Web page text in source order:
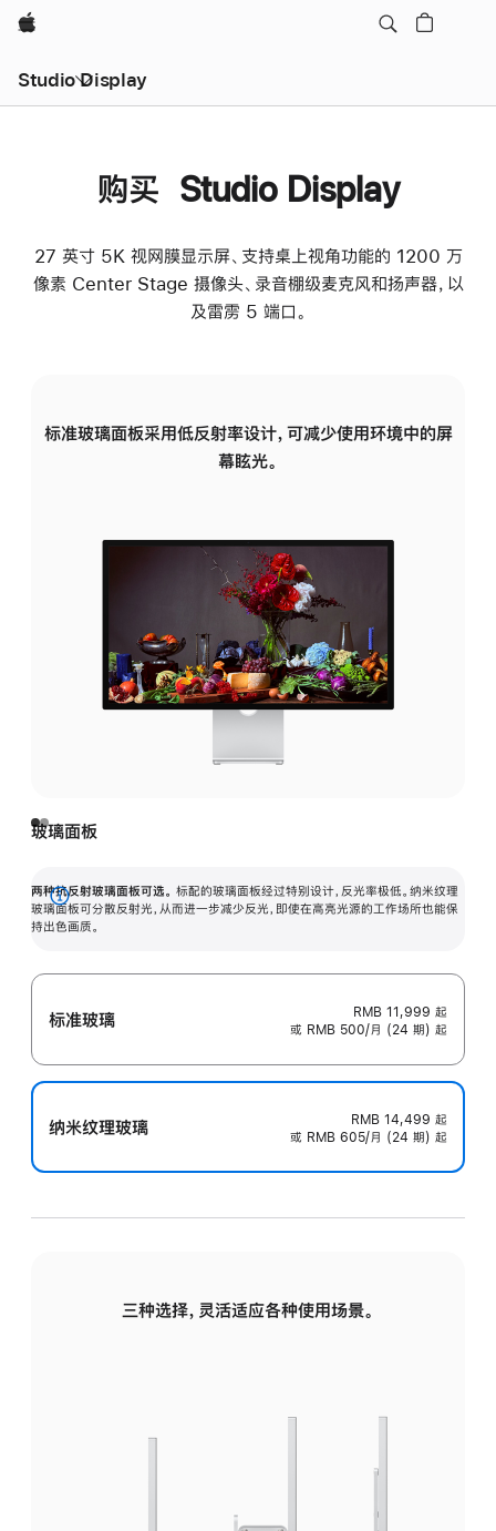
Apple
Studio Display
购买 Studio Display
27 英寸 5K 视网膜显示屏、支持桌上视角功能的 1200 万
像素 Center Stage 摄像头、录音棚级麦克风和扬声器，以
及雷雳 5 端口。
标准玻璃面板采用低反射率设计，可减少使用环境中的屏
幕眩光。
玻璃面板
两种抗反射玻璃面板可选。 标配的玻璃面板经过特别设计，反光率极低。纳米纹理
玻璃面板可分散反射光，从而进一步减少反光，即使在高亮光源的工作场所也能保
持出色画质。
展
开
标准玻璃 RMB 11,999 起
或 RMB 500/月 (24 期) 起
纳米纹理玻璃 RMB 14,499 起
或 RMB 605/月 (24 期) 起
三种选择，灵活适应各种使用场景。